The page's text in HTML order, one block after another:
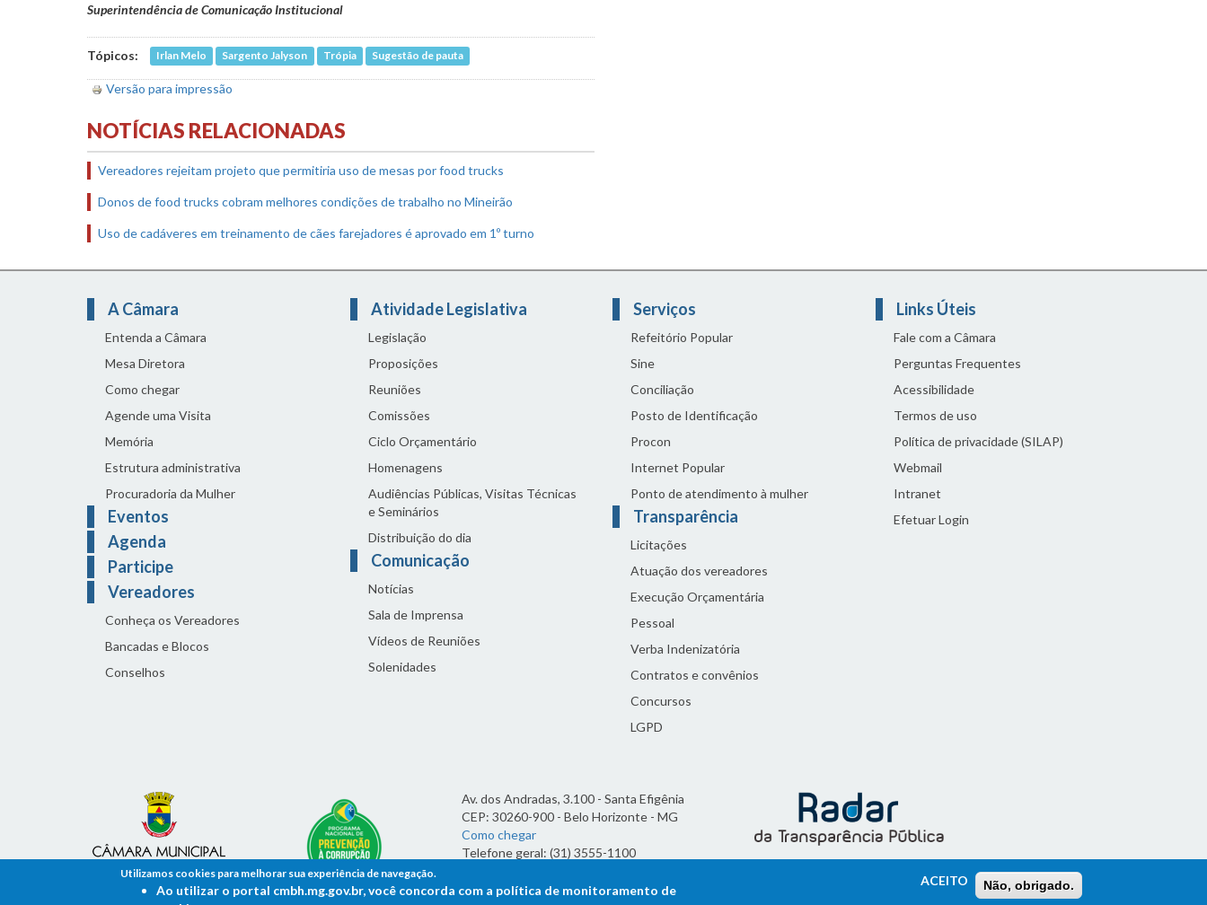
Superintendência de Comunicação Institucional
Tópicos: Irlan Melo Sargento Jalyson Trópia Sugestão de pauta
Versão para impressão
NOTÍCIAS RELACIONADAS
Vereadores rejeitam projeto que permitiria uso de mesas por food trucks
Donos de food trucks cobram melhores condições de trabalho no Mineirão
Uso de cadáveres em treinamento de cães farejadores é aprovado em 1º turno
A Câmara
Entenda a Câmara
Mesa Diretora
Como chegar
Agende uma Visita
Memória
Estrutura administrativa
Procuradoria da Mulher
Eventos
Agenda
Participe
Vereadores
Conheça os Vereadores
Bancadas e Blocos
Conselhos
Atividade Legislativa
Legislação
Proposições
Reuniões
Comissões
Ciclo Orçamentário
Homenagens
Audiências Públicas, Visitas Técnicas
e Seminários
Distribuição do dia
Comunicação
Notícias
Sala de Imprensa
Vídeos de Reuniões
Solenidades
Serviços
Refeitório Popular
Sine
Conciliação
Posto de Identificação
Procon
Internet Popular
Ponto de atendimento à mulher
Transparência
Licitações
Atuação dos vereadores
Execução Orçamentária
Pessoal
Verba Indenizatória
Contratos e convênios
Concursos
LGPD
Links Úteis
Fale com a Câmara
Perguntas Frequentes
Acessibilidade
Termos de uso
Política de privacidade (SILAP)
Webmail
Intranet
Efetuar Login
Av. dos Andradas, 3.100 - Santa Efigênia
CEP: 30260-900 - Belo Horizonte - MG
Como chegar
Telefone geral: (31) 3555-1100
7h às 19h
Utilizamos cookies para melhorar sua experiência de navegação.
Ao utilizar o portal cmbh.mg.gov.br, você concorda com a política de monitoramento de
ACEITO Não, obrigado.